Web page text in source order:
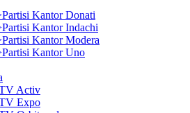
Kantor Donati
Kantor Indachi
Kantor Modera
Kantor Uno
Activ
Expo